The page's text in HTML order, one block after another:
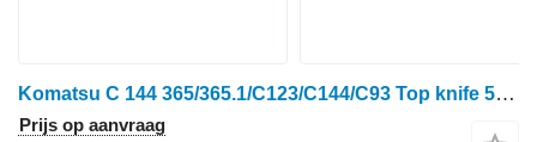
Komatsu C 144 365/365.1/C123/C144/C93 Top knife 5218303
Prijs op aanvraag